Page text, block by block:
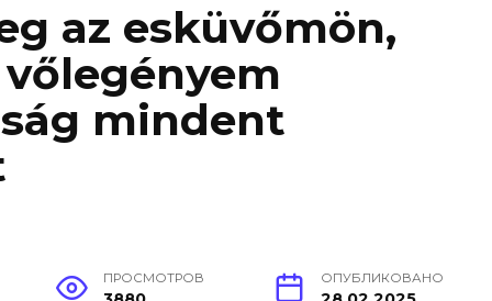
az esküvőmön,
mindent
ПРОСМОТРОВ ОПУБЛИКОВАНО